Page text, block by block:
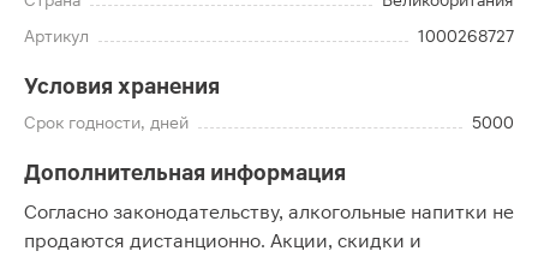
Артикул
1000268727
Условия хранения
Срок годности, дней 5000
Дополнительная информация
Согласно законодательству, алкогольные напитки не
продаются дистанционно. Акции, скидки и